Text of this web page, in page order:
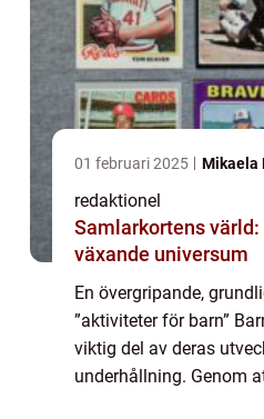
01 februari 2025 Mikaela
redaktionel
Samlarkortens
växande universum
En övergripande,
”aktiviteter för barn”
viktig del av deras
underhållning. Genom